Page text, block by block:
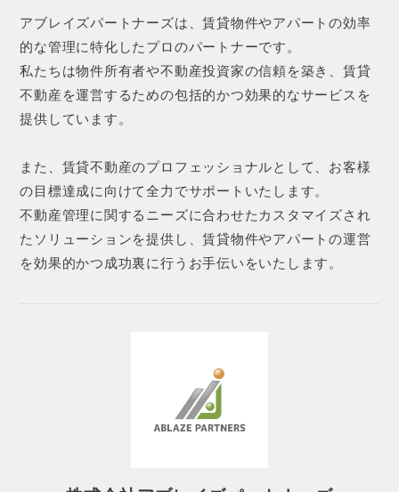
アブレイズパートナーズは、賃貸物件やアパートの効率
的な管理に特化したプロのパートナーです。
私たちは物件所有者や不動産投資家の信頼を築き、賃貸
不動産を運営するための包括的かつ効果的なサービスを
提供しています。
また、賃貸不動産のプロフェッショナルとして、お客様
の目標達成に向けて全力でサポートいたします。
不動産管理に関するニーズに合わせたカスタマイズされ
たソリューションを提供し、賃貸物件やアパートの運営
を効果的かつ成功裏に行うお手伝いをいたします。